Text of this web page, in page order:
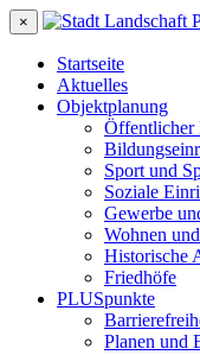
×
Startseite
Aktuelles
Objektplanung
Öffentlicher
Sport und
Soziale
Gewerbe
Wohnen
Historische
Friedhöfe
PLUSpunkte
Planen und